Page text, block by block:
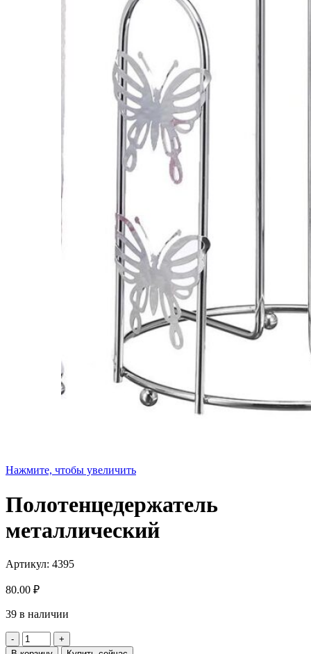
Нажмите, чтобы увеличить
Полотенцедержатель
металлический
Артикул: 4395
80.00 ₽
39 в наличии
Количество
товара